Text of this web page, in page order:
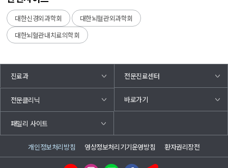
대한신경외과학회
대한뇌혈관외과학회
대한뇌혈관내치료의학회
진료과 전문진료센터
전문클리닉 바로가기
패밀리 사이트
개인정보처리방침 영상정보처리기기운영방침 환자권리장전